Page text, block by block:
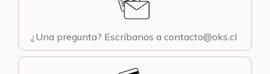
¿Una pregunta? Escríbanos a contacto@oks.cl